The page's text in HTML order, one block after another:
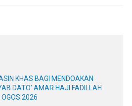
KHAS BAGI MENDOAKAN
DATO’ AMAR HAJI FADILLAH
OGOS 2026